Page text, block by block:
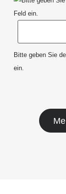
Bitte geben Sie
ein.